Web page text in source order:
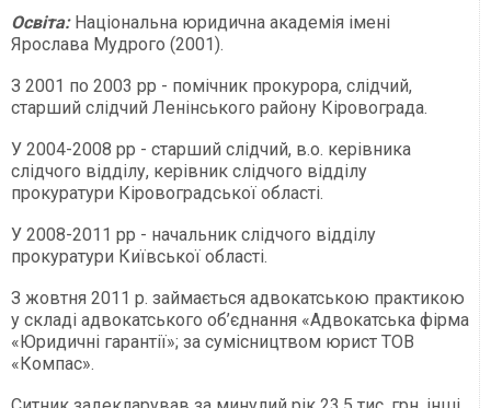
Освіта:Національна юридична академія імені
Ярослава Мудрого (2001).
З 2001 по 2003 рр - помічник прокурора, слідчий,
старший слідчий Ленінського району Кіровограда.
У 2004-2008 рр - старший слідчий, в.о. керівника
слідчого відділу, керівник слідчого відділу
прокуратури Кіровоградської області.
У 2008-2011 рр - начальник слідчого відділу
прокуратури Київської області.
З жовтня 2011 р. займається адвокатською практикою
у складі адвокатського об’єднання «Адвокатська фірма
«Юридичні гарантії»; за сумісництвом юрист ТОВ
«Компас».